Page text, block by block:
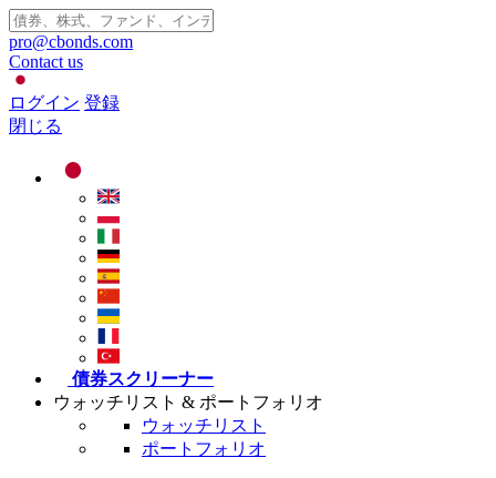
pro@cbonds.com
Contact us
ログイン 登録
閉じる
債券スクリーナー
ウォッチリスト & ポートフォリオ
ウォッチリスト
ポートフォリオ